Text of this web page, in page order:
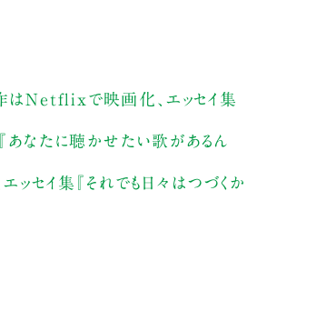
はNetflixで映画化、エッセイ集
あなたに聴かせたい歌があるん
ッセイ集『それでも日々はつづくか